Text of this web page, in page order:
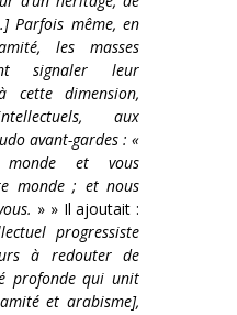
Parfois même, en
les masses
signaler leur
cette dimension,
aux
avant-gardes : «
monde et vous
monde ; et nous
» » Il ajoutait :
progressiste
à redouter de
profonde qui unit
et arabisme],